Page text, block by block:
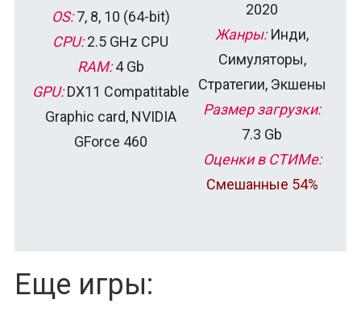
OS:7, 8, 10 (64-bit)
CPU:2.5 GHz CPU
RAM:4 Gb
GPU:DX11 Compatitable
Graphic card, NVIDIA
GForce 460
2020
Жанры:Инди,
Симуляторы,
Стратегии, Экшены
Размер загрузки:
7.3 Gb
Оценки в СТИМе:
Смешанные 54%
Еще игры: